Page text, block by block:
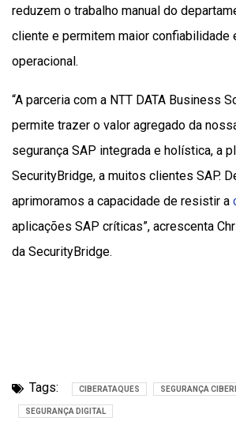
reduzem o trabalho manual do
cliente e permitem maior confiabilidade
operacional.
“A parceria com a NTT DATA Business
permite trazer o valor agregado da
segurança SAP integrada e holística, a
SecurityBridge, a muitos clientes SAP.
aprimoramos a capacidade de resistir a
aplicações SAP críticas”, acrescenta
da SecurityBridge.
Tags: CIBERATAQUES SEGURANÇA
SEGURANÇA DIGITAL